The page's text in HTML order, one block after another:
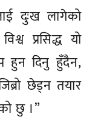
दुःख लागेको
प्रसिद्ध यो
हुन दिनु हुँदैन,
छेड्न तयार
छु ।”